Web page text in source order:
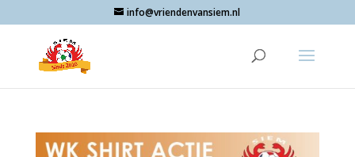
info@vriendenvansiem.nl